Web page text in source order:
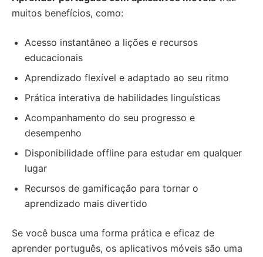
muitos benefícios, como:
Acesso instantâneo a lições e recursos
educacionais
Aprendizado flexível e adaptado ao seu ritmo
Prática interativa de habilidades linguísticas
Acompanhamento do seu progresso e
desempenho
Disponibilidade offline para estudar em qualquer
lugar
Recursos de gamificação para tornar o
aprendizado mais divertido
Se você busca uma forma prática e eficaz de
aprender português, os aplicativos móveis são uma